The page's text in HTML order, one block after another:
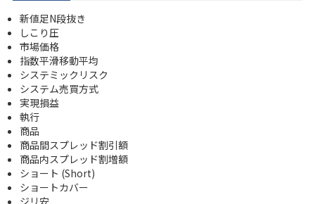
新値足N段抜き
しこり圧
市場価格
指数平滑移動平均
システミックリスク
システム売買方式
実現損益
執行
商品
商品間スプレッド割引額
商品内スプレッド割増額
ショート (Short)
ショートカバー
ジリ安